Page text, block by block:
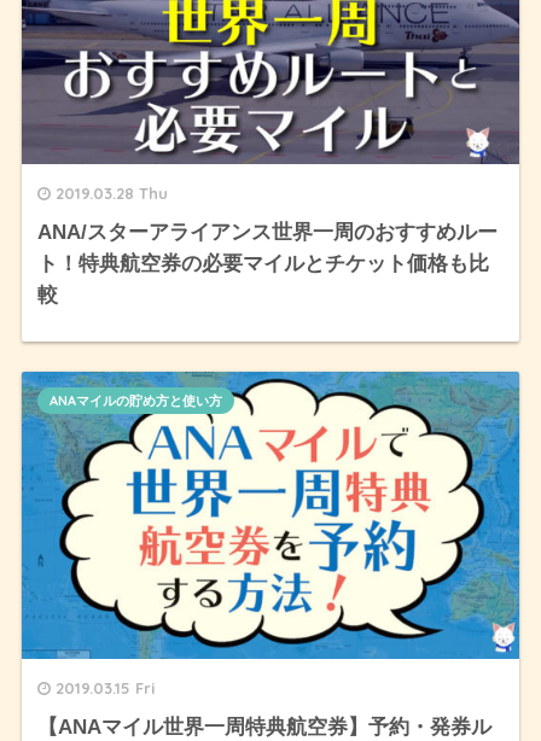
2019.03.28 Thu
ANA/スターアライアンス世界一周のおすすめルー
ト！特典航空券の必要マイルとチケット価格も比
較
2019.03.15 Fri
【ANAマイル世界一周特典航空券】予約・発券ル
ANAマイルの貯め方と使い方